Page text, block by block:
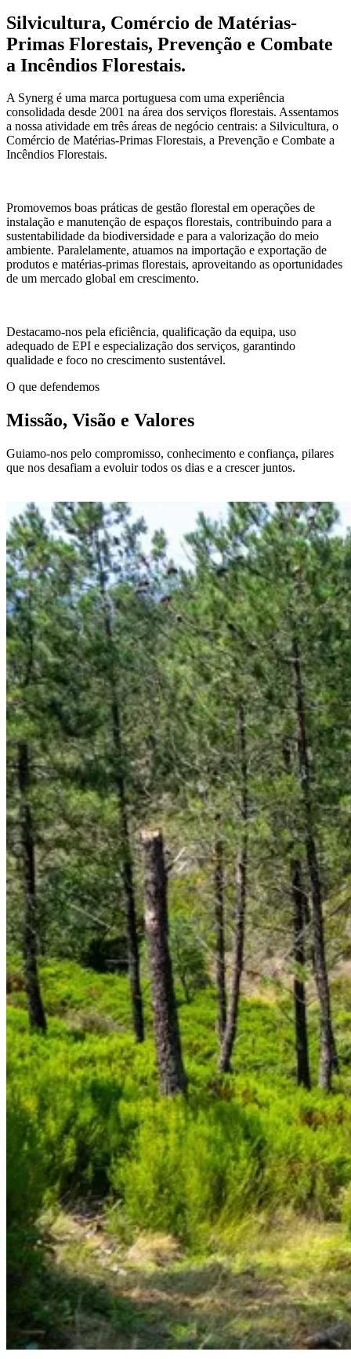
Silvicultura, Comércio de Matérias-
Primas Florestais, Prevenção e Combate
a Incêndios Florestais.
A Synerg é uma marca portuguesa com uma experiência
consolidada desde 2001 na área dos serviços florestais. Assentamos
a nossa atividade em três áreas de negócio centrais: a Silvicultura, o
Comércio de Matérias-Primas Florestais, a Prevenção e Combate a
Incêndios Florestais.
Promovemos boas práticas de gestão florestal em operações de
instalação e manutenção de espaços florestais, contribuindo para a
sustentabilidade da biodiversidade e para a valorização do meio
ambiente. Paralelamente, atuamos na importação e exportação de
produtos e matérias-primas florestais, aproveitando as oportunidades
de um mercado global em crescimento.
Destacamo-nos pela eficiência, qualificação da equipa, uso
adequado de EPI e especialização dos serviços, garantindo
qualidade e foco no crescimento sustentável.
O que defendemos
Missão, Visão e Valores
Guiamo-nos pelo compromisso, conhecimento e confiança, pilares
que nos desafiam a evoluir todos os dias e a crescer juntos.